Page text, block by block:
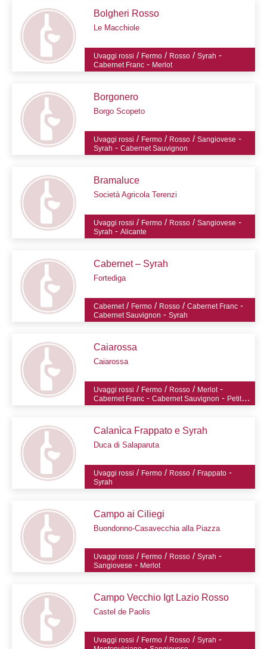
Bolgheri Rosso
Le Macchiole
Uvaggi rossi / Fermo / Rosso /Syrah -
Cabernet Franc - Merlot
Borgonero
Borgo Scopeto
Uvaggi rossi / Fermo / Rosso /Sangiovese -
Syrah -Cabernet Sauvignon
Bramaluce
Società Agricola Terenzi
Uvaggi rossi / Fermo / Rosso /Sangiovese -
Syrah -Alicante
Cabernet – Syrah
Fortediga
Cabernet/ Fermo / Rosso /Cabernet Franc -
Cabernet Sauvignon -Syrah
Caiarossa
Caiarossa
Uvaggi rossi / Fermo / Rosso / Merlot-
Cabernet Franc -Cabernet Sauvignon - Petit
Verdot-Sangiovese-Alicante-Syrah
Calanìca Frappato e Syrah
Duca di Salaparuta
Uvaggi rossi / Fermo / Rosso / Frappato -
Syrah
Campo ai Ciliegi
Buondonno-Casavecchia alla Piazza
Uvaggi rossi / Fermo / Rosso /Syrah -
Sangiovese - Merlot
Campo Vecchio Igt Lazio Rosso
Castel de Paolis
Uvaggi rossi / Fermo / Rosso /Syrah -